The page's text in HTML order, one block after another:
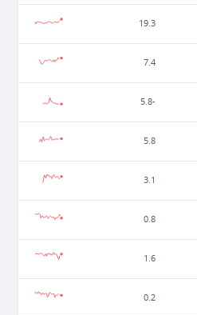
19.3
7.4
-5.8
5.8
3.1
0.8
1.6
0.2